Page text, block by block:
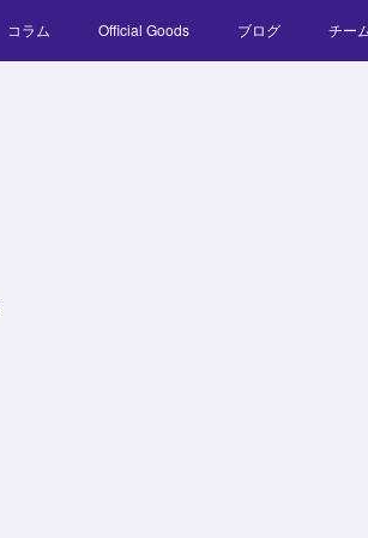
コラム Official Goods ブログ チー